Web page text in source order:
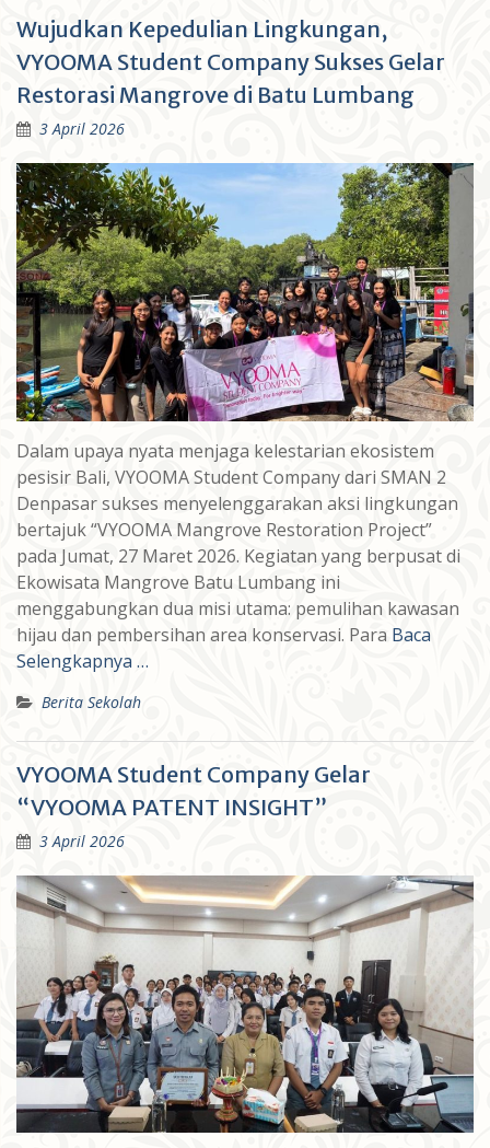
Wujudkan Kepedulian Lingkungan,
VYOOMA Student Company Sukses Gelar
Restorasi Mangrove di Batu Lumbang
3 April 2026
Dalam upaya nyata menjaga kelestarian ekosistem
pesisir Bali, VYOOMA Student Company dari SMAN 2
Denpasar sukses menyelenggarakan aksi lingkungan
bertajuk “VYOOMA Mangrove Restoration Project”
pada Jumat, 27 Maret 2026. Kegiatan yang berpusat di
Ekowisata Mangrove Batu Lumbang ini
menggabungkan dua misi utama: pemulihan kawasan
hijau dan pembersihan area konservasi. Para Baca
Selengkapnya …
Berita Sekolah
VYOOMA Student Company Gelar
“VYOOMA PATENT INSIGHT”
3 April 2026